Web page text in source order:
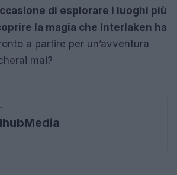
di esplorare i luoghi più
la magia che Interlaken ha
a partire per un’avventura
mai?